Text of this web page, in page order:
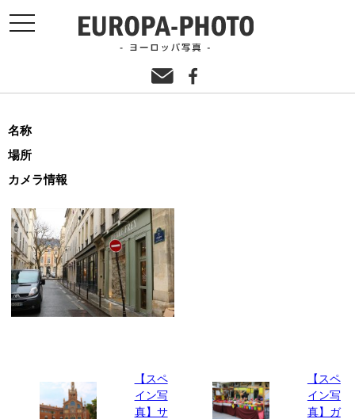
toggle
navigation
名称
場所
カメラ情報
【スペ
イン写
真】サ
【スペ
イン写
真】ガ